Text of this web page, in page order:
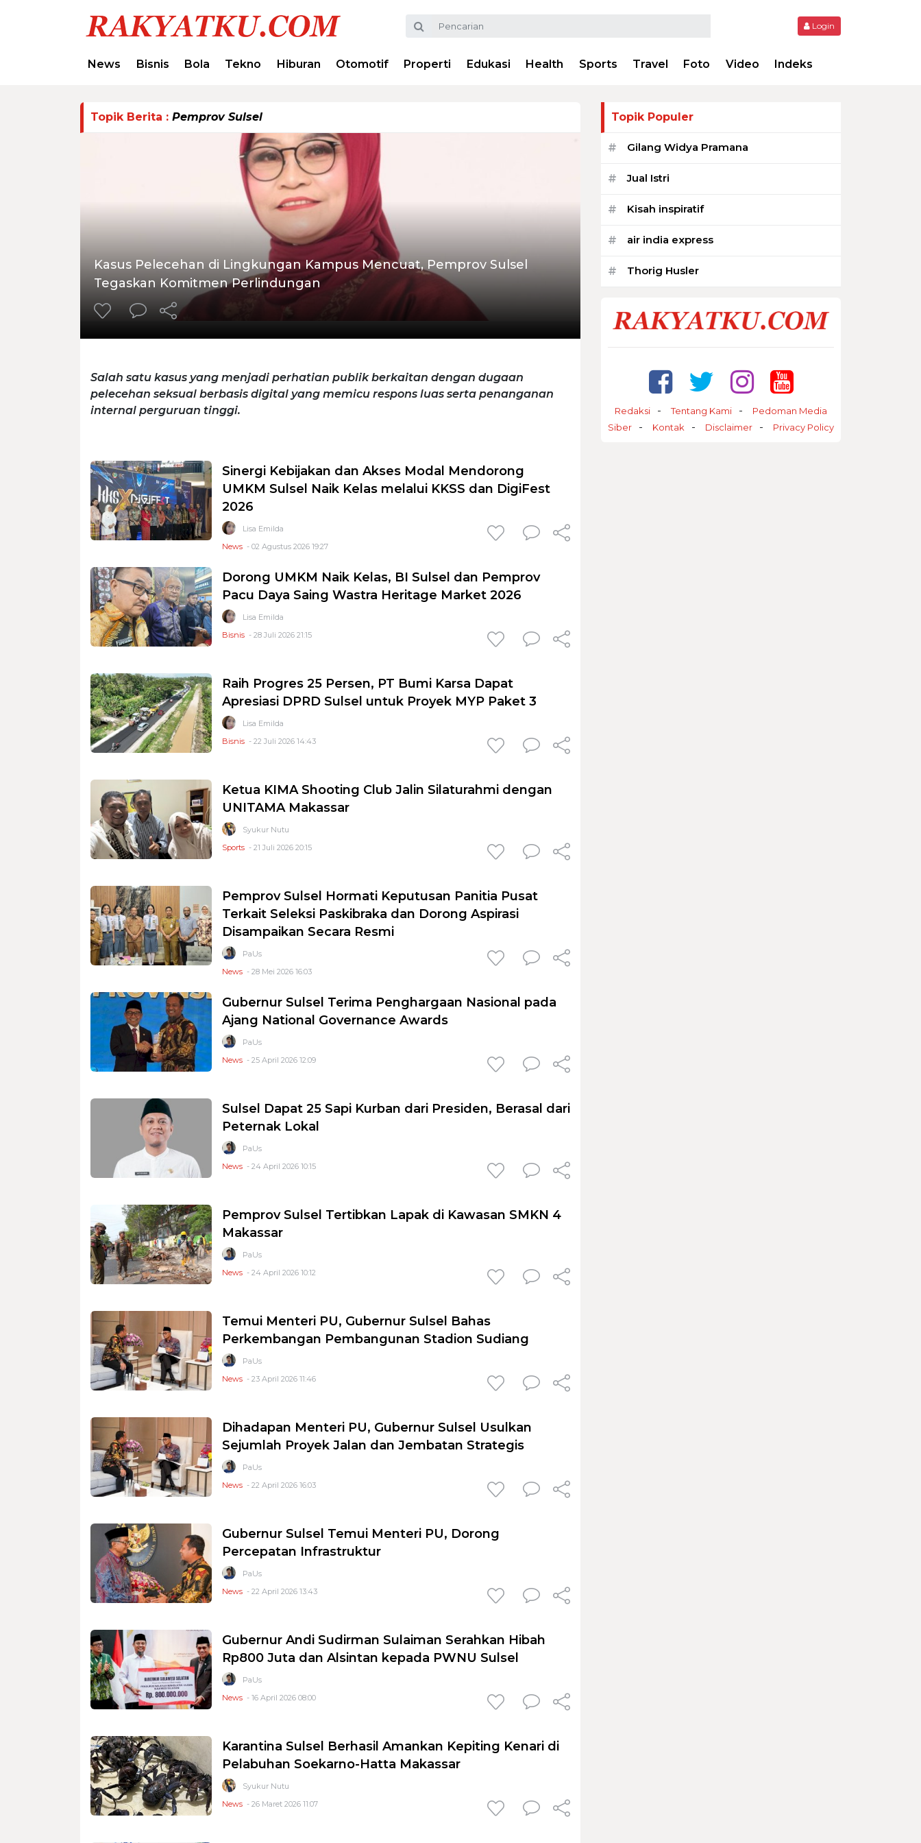
Login
News Bisnis Bola Tekno Hiburan Otomotif Properti Edukasi Health Sports Travel Foto Video Indeks
Topik Berita : Pemprov Sulsel
Kasus Pelecehan di Lingkungan Kampus Mencuat, Pemprov Sulsel
Tegaskan Komitmen Perlindungan
Salah satu kasus yang menjadi perhatian publik berkaitan dengan dugaan
pelecehan seksual berbasis digital yang memicu respons luas serta penanganan
internal perguruan tinggi.
Sinergi Kebijakan dan Akses Modal Mendorong
UMKM Sulsel Naik Kelas melalui KKSS dan DigiFest
2026
Lisa Emilda
News - 02 Agustus 2026 19:27
Dorong UMKM Naik Kelas, BI Sulsel dan Pemprov
Pacu Daya Saing Wastra Heritage Market 2026
Lisa Emilda
Bisnis - 28 Juli 2026 21:15
Raih Progres 25 Persen, PT Bumi Karsa Dapat
Apresiasi DPRD Sulsel untuk Proyek MYP Paket 3
Lisa Emilda
Bisnis - 22 Juli 2026 14:43
Ketua KIMA Shooting Club Jalin Silaturahmi dengan
UNITAMA Makassar
Syukur Nutu
Sports - 21 Juli 2026 20:15
Pemprov Sulsel Hormati Keputusan Panitia Pusat
Terkait Seleksi Paskibraka dan Dorong Aspirasi
Disampaikan Secara Resmi
PaUs
News - 28 Mei 2026 16:03
Gubernur Sulsel Terima Penghargaan Nasional pada
Ajang National Governance Awards
PaUs
News - 25 April 2026 12:09
Sulsel Dapat 25 Sapi Kurban dari Presiden, Berasal dari
Peternak Lokal
PaUs
News - 24 April 2026 10:15
Pemprov Sulsel Tertibkan Lapak di Kawasan SMKN 4
Makassar
PaUs
News - 24 April 2026 10:12
Temui Menteri PU, Gubernur Sulsel Bahas
Perkembangan Pembangunan Stadion Sudiang
PaUs
News - 23 April 2026 11:46
Dihadapan Menteri PU, Gubernur Sulsel Usulkan
Sejumlah Proyek Jalan dan Jembatan Strategis
PaUs
News - 22 April 2026 16:03
Gubernur Sulsel Temui Menteri PU, Dorong
Percepatan Infrastruktur
PaUs
News - 22 April 2026 13:43
Gubernur Andi Sudirman Sulaiman Serahkan Hibah
Rp800 Juta dan Alsintan kepada PWNU Sulsel
PaUs
News - 16 April 2026 08:00
Karantina Sulsel Berhasil Amankan Kepiting Kenari di
Pelabuhan Soekarno-Hatta Makassar
Syukur Nutu
News - 26 Maret 2026 11:07
Topik Populer
# Gilang Widya Pramana
# Jual Istri
# Kisah inspiratif
# air india express
# Thorig Husler
Redaksi Tentang Kami
Pedoman Media
Siber
Kontak Disclaimer Privacy Policy